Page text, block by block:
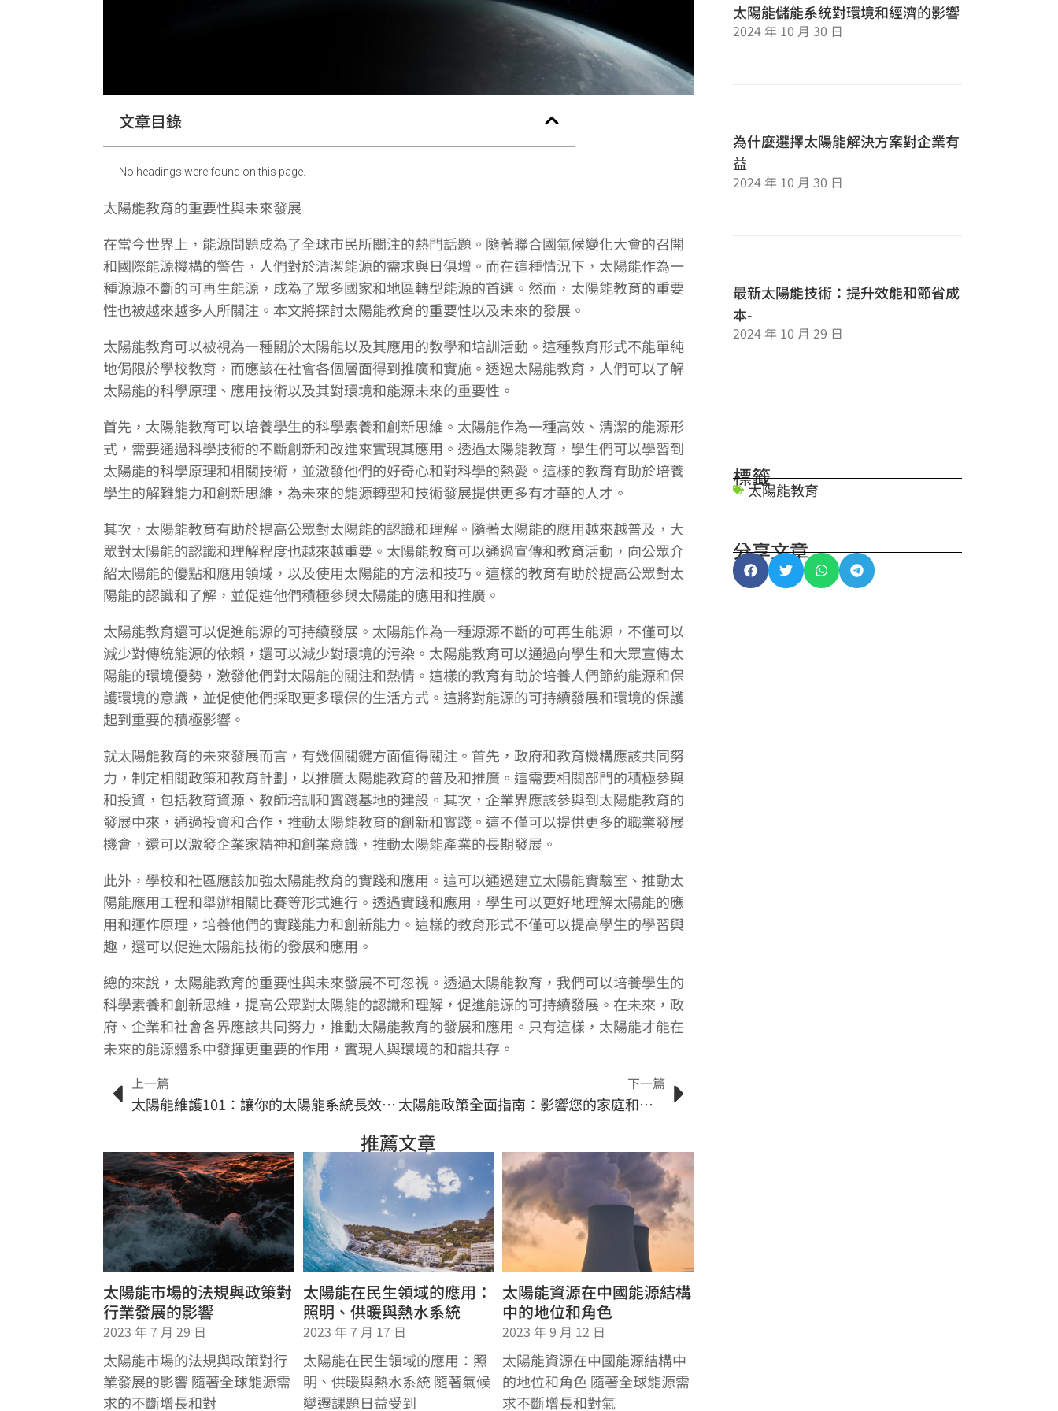
文章目錄
No headings were found on this page.
太陽能教育的重要性與未來發展
在當今世界上，能源問題成為了全球市民所關注的熱門話題。隨著聯合國氣候變化大會的召開
和國際能源機構的警告，人們對於清潔能源的需求與日俱增。而在這種情況下，太陽能作為一
種源源不斷的可再生能源，成為了眾多國家和地區轉型能源的首選。然而，太陽能教育的重要
性也被越來越多人所關注。本文將探討太陽能教育的重要性以及未來的發展。
太陽能教育可以被視為一種關於太陽能以及其應用的教學和培訓活動。這種教育形式不能單純
地侷限於學校教育，而應該在社會各個層面得到推廣和實施。透過太陽能教育，人們可以了解
太陽能的科學原理、應用技術以及其對環境和能源未來的重要性。
首先，太陽能教育可以培養學生的科學素養和創新思維。太陽能作為一種高效、清潔的能源形
式，需要通過科學技術的不斷創新和改進來實現其應用。透過太陽能教育，學生們可以學習到
太陽能的科學原理和相關技術，並激發他們的好奇心和對科學的熱愛。這樣的教育有助於培養
學生的解難能力和創新思維，為未來的能源轉型和技術發展提供更多有才華的人才。
其次，太陽能教育有助於提高公眾對太陽能的認識和理解。隨著太陽能的應用越來越普及，大
眾對太陽能的認識和理解程度也越來越重要。太陽能教育可以通過宣傳和教育活動，向公眾介
紹太陽能的優點和應用領域，以及使用太陽能的方法和技巧。這樣的教育有助於提高公眾對太
陽能的認識和了解，並促進他們積極參與太陽能的應用和推廣。
太陽能教育還可以促進能源的可持續發展。太陽能作為一種源源不斷的可再生能源，不僅可以
減少對傳統能源的依賴，還可以減少對環境的污染。太陽能教育可以通過向學生和大眾宣傳太
陽能的環境優勢，激發他們對太陽能的關注和熱情。這樣的教育有助於培養人們節約能源和保
護環境的意識，並促使他們採取更多環保的生活方式。這將對能源的可持續發展和環境的保護
起到重要的積極影響。
就太陽能教育的未來發展而言，有幾個關鍵方面值得關注。首先，政府和教育機構應該共同努
力，制定相關政策和教育計劃，以推廣太陽能教育的普及和推廣。這需要相關部門的積極參與
和投資，包括教育資源、教師培訓和實踐基地的建設。其次，企業界應該參與到太陽能教育的
發展中來，通過投資和合作，推動太陽能教育的創新和實踐。這不僅可以提供更多的職業發展
機會，還可以激發企業家精神和創業意識，推動太陽能產業的長期發展。
此外，學校和社區應該加強太陽能教育的實踐和應用。這可以通過建立太陽能實驗室、推動太
陽能應用工程和舉辦相關比賽等形式進行。透過實踐和應用，學生可以更好地理解太陽能的應
用和運作原理，培養他們的實踐能力和創新能力。這樣的教育形式不僅可以提高學生的學習興
趣，還可以促進太陽能技術的發展和應用。
總的來說，太陽能教育的重要性與未來發展不可忽視。透過太陽能教育，我們可以培養學生的
科學素養和創新思維，提高公眾對太陽能的認識和理解，促進能源的可持續發展。在未來，政
府、企業和社會各界應該共同努力，推動太陽能教育的發展和應用。只有這樣，太陽能才能在
未來的能源體系中發揮更重要的作用，實現人與環境的和諧共存。
上一篇
太陽能維護101：讓你的太陽能系統長效運作的關鍵
下一篇
太陽能政策全面指南：影響您的家庭和企業
推薦文章
太陽能市場的法規與政策對
行業發展的影響
2023 年 7 月 29 日
太陽能市場的法規與政策對行
業發展的影響 隨著全球能源需
求的不斷增長和對
太陽能在民生領域的應用：
照明、供暖與熱水系統
2023 年 7 月 17 日
太陽能在民生領域的應用：照
明、供暖與熱水系統 隨著氣候
變遷課題日益受到
太陽能資源在中國能源結構
中的地位和角色
2023 年 9 月 12 日
太陽能資源在中國能源結構中
的地位和角色 隨著全球能源需
求不斷增長和對氣
太陽能儲能系統對環境和經濟的影響
2024 年 10 月 30 日
為什麼選擇太陽能解決方案對企業有
益
2024 年 10 月 30 日
最新太陽能技術：提升效能和節省成
本-
2024 年 10 月 29 日
標籤
太陽能教育
分享文章